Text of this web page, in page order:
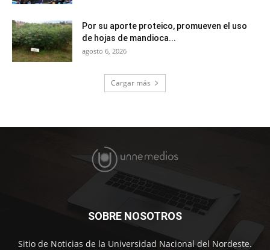
Por su aporte proteico, promueven el uso
de hojas de mandioca...
agosto 6, 2026
Cargar más
SOBRE NOSOTROS
Sitio de Noticias de la Universidad Nacional del Nordeste.